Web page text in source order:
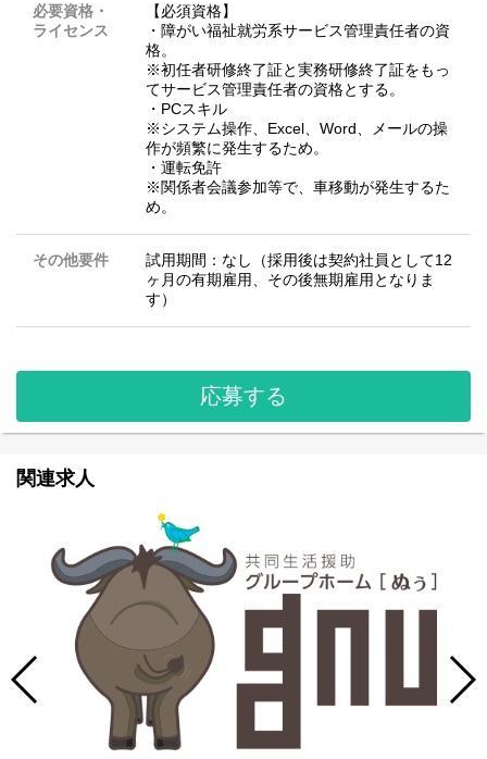
必要資格・
ライセンス
【必須資格】
・障がい福祉就労系サービス管理責任者の資
格。
※初任者研修終了証と実務研修終了証をもっ
てサービス管理責任者の資格とする。
・PCスキル
※システム操作、Excel、Word、メールの操
作が頻繁に発生するため。
・運転免許
※関係者会議参加等で、車移動が発生するた
め。
その他要件
試用期間：なし（採用後は契約社員として12
ヶ月の有期雇用、その後無期雇用となりま
す）
応募する
関連求人